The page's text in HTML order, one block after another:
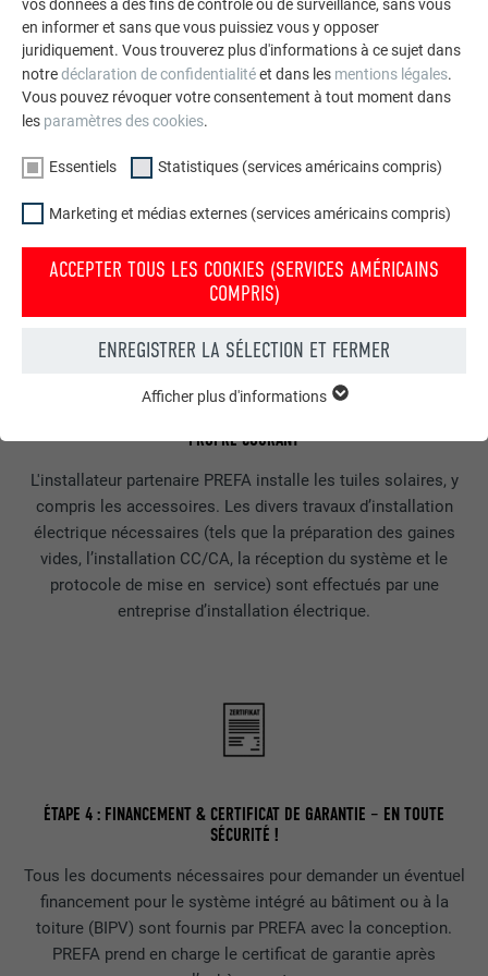
ÉTAPE 2 : PRÉPARATIFS – DÉMARCHES IMPORTANTES POUR AVOIR LE
COURANT
contrat d’accès au réseau avec le fournisseur d’électricité. Il
nécessaire.
PROPRE COURANT
L'installateur partenaire PREFA installe les tuiles solaires, y
compris les accessoires. Les divers travaux d’installation
électrique nécessaires (tels que la préparation des gaines
vides, l’installation CC/CA, la réception du système et le
protocole de mise en service) sont effectués par une
entreprise d’installation électrique.
ÉTAPE 4 : FINANCEMENT & CERTIFICAT DE GARANTIE – EN TOUTE
SÉCURITÉ !
Tous les documents nécessaires pour demander un éventuel
financement pour le système intégré au bâtiment ou à la
toiture (BIPV) sont fournis par PREFA avec la conception.
PREFA prend en charge le certificat de garantie après
vos données à des fins de contrôle ou de surveillance, sans vous
en informer et sans que vous puissiez vous y opposer
juridiquement. Vous trouverez plus d'informations à ce sujet dans
notredéclaration de confidentialitéet dans les mentions légales.
Vous pouvez révoquer votre consentement à tout moment dans
les paramètres des cookies.
Essentiels Statistiques (services américains compris)
Marketing et médias externes (services américains compris)
ACCEPTER TOUS LES COOKIES (SERVICES AMÉRICAINS
COMPRIS)
ENREGISTRER LA SÉLECTION ET FERMER
fonctions de base du site Internet. Ils garantissent que le site
Internet fonctionne correctement.
NOM
FOURNISSEUR PHP
EXPIRATION Session
applications PHP et garantit que toutes
les fonctions de la page qui utilisent le
FOURNISSEUR Sgalinski
EXPIRATION 12 mois
STATISTIQUES (SERVICES AMÉRICAINS COMPRIS)
Les cookies « Statistiques (services américains compris) »
nous aident à comprendre comment le site Internet est utilisé.
Google Universal Analytics
EXPIRATION 2 ans
UTILITÉ
pour générer des données statistiques
sur la manière dont l'utilisateur utilise le
site Internet.
Afficher les informations relatives aux cookies
MARKETING ET MÉDIAS EXTERNES (SERVICES AMÉRICAINS
Les cookies « Marketing et médias externes (services
américains compris) » sont utilisés par les annonceurs
Ils observent pour cela les visiteurs à travers les sites Internet.
Lorsque ces cookies sont acceptés, l'accès aux contenus des
plateformes vidéo et de réseaux sociaux ne nécessite plus de
Afficher plus d'informations